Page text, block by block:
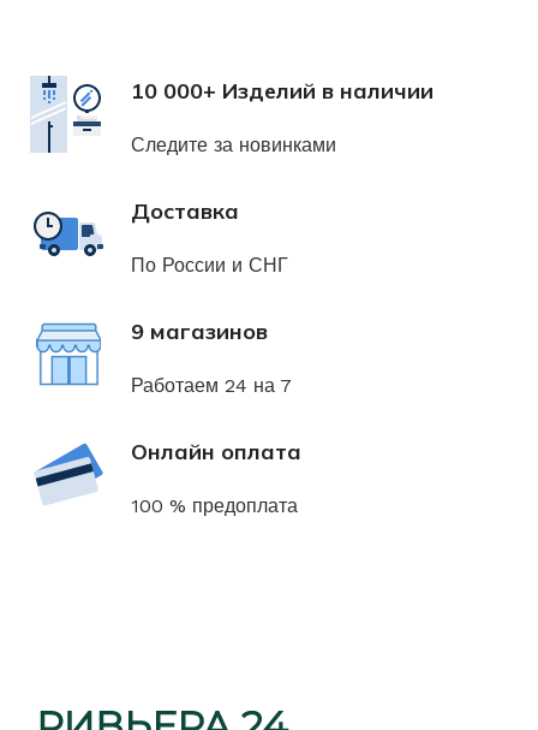
10 000+ Изделий в наличии
Следите за новинками
Доставка
По России и СНГ
9 магазинов
Работаем 24 на 7
Онлайн оплата
100 % предоплата